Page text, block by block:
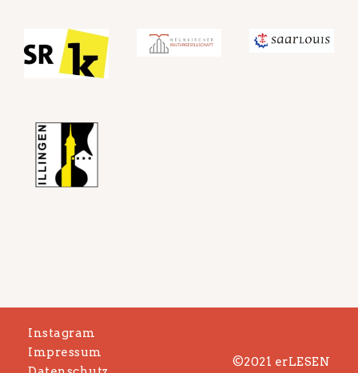
©2021 erLESEN
Instagram
Impressum